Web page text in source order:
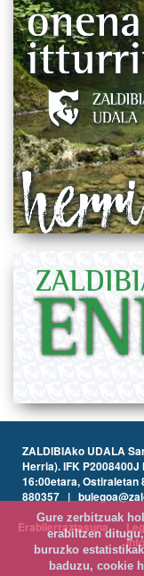
ZALDIBIAko UDALA
Herria). IFK
16:00etara,
880357 |
Erabilerraztasuna
Gure zerbitzuak
erabiltzen
buruzko
baduzu, cookie